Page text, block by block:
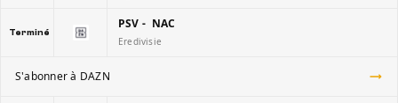
Terminé
PSV - NAC
Eredivisie
S'abonner à DAZN